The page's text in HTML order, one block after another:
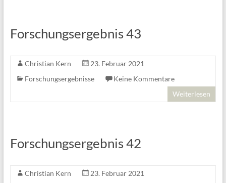
Forschungsergebnis 43
Christian Kern
23. Februar 2021
Forschungsergebnisse
Keine Kommentare
Weiterlesen
Forschungsergebnis 42
Christian Kern
23. Februar 2021